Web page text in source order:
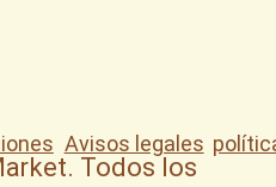
Avisos legales
Todos los